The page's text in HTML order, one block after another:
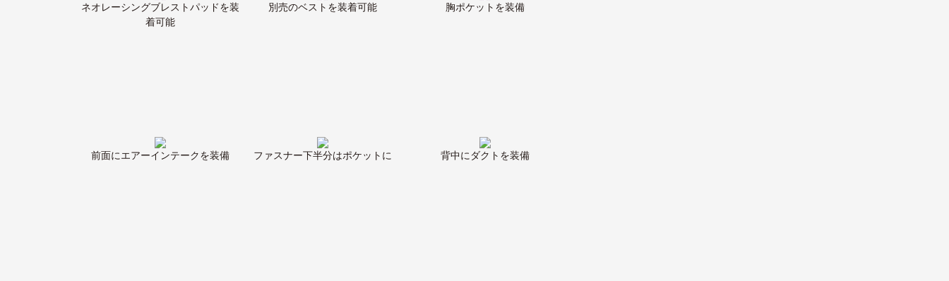
ネオレーシングブレストパッドを装
着可能
別売のベストを装着可能 胸ポケットを装備
前面にエアーインテークを装備 ファスナー下半分はポケットに 背中にダクトを装備